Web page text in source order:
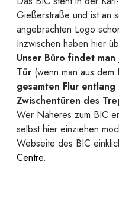
Gießerstraße und ist an
angebrachten Logo
Inzwischen haben hier
Unser Büro findet
Tür (wenn man aus dem
gesamten Flur
Zwischentüren des
Wer Näheres zum BIC
selbst hier einziehen
Webseite des BIC
Centre.